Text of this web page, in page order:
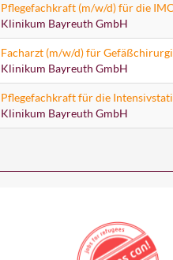
Pflegefachkraft (m/w/d) für die
Klinikum Bayreuth GmbH
Facharzt (m/w/d) für
Klinikum Bayreuth GmbH
Pflegefachkraft für die
Klinikum Bayreuth GmbH